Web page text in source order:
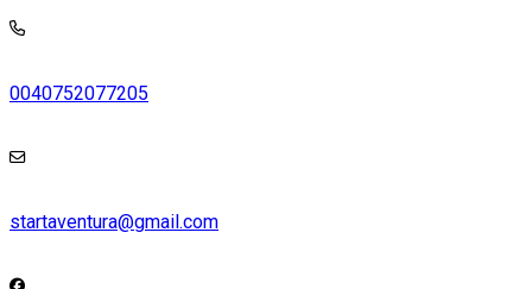
0040752077205
startaventura@gmail.com